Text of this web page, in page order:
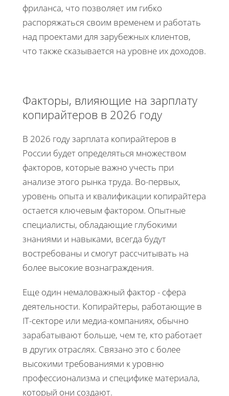
фриланса, что позволяет им гибко
распоряжаться своим временем и работать
над проектами для зарубежных клиентов,
что также сказывается на уровне их доходов.
Факторы, влияющие на зарплату
копирайтеров в 2026 году
В 2026 году зарплата копирайтеров в
России будет определяться множеством
факторов, которые важно учесть при
анализе этого рынка труда. Во-первых,
уровень опыта и квалификации копирайтера
остается ключевым фактором. Опытные
специалисты, обладающие глубокими
знаниями и навыками, всегда будут
востребованы и смогут рассчитывать на
более высокие вознаграждения.
Еще один немаловажный фактор - сфера
деятельности. Копирайтеры, работающие в
IT-секторе или медиа-компаниях, обычно
зарабатывают больше, чем те, кто работает
в других отраслях. Связано это с более
высокими требованиями к уровню
профессионализма и специфике материала,
который они создают.